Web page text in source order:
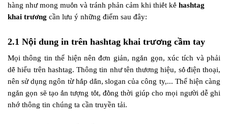
hàng nhưmong muốn và tránh phản cảm khi thiết kế hashtag
khai trương cần lưu ý những điểm sau đây:
2.1 Nội dung in trên hashtag khai trương cầm tay
Mọi thông tin thể hiện nênđơn giản, ngắn gọn, xúc tích và phải
dễ hiểu trên hashtag. Thông tin nhưtên thương hiệu, sốđiện thoại,
nên sử dụng ngôn từhấp dẫn, slogan của công ty,... Thểhiện càng
ngắn gọn sẽtạoấn tượng tốt,đồng thời giúp cho mọi người dễ ghi
nhớ thông tin chúng ta cần truyền tải.